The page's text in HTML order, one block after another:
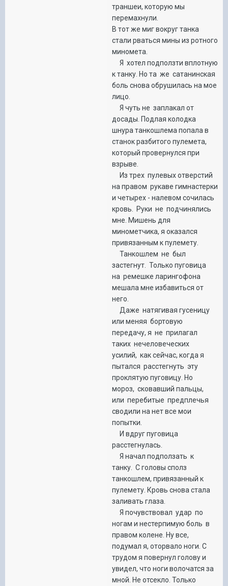
траншеи, которую мы
перемахнули.
В тот же миг вокруг танка
стали рваться мины из ротного
миномета.
Я хотел подползти вплотную
к танку. Но та же сатанинская
боль снова обрушилась на мое
лицо.
Я чуть не заплакал от
досады. Подлая колодка
шнура танкошлема попала в
станок разбитого пулемета,
который провернулся при
взрыве.
Из трех пулевых отверстий
на правом рукаве гимнастерки
и четырех - налевом сочилась
кровь. Руки не подчинялись
мне. Мишень для
минометчика, я оказался
привязанным к пулемету.
Танкошлем не был
застегнут. Только пуговица
на ремешке ларингофона
мешала мне избавиться от
него.
Даже натягивая гусеницу
или меняя бортовую
передачу, я не прилагал
таких нечеловеческих
усилий, как сейчас, когда я
пытался расстегнуть эту
проклятую пуговицу. Но
мороз, сковавший пальцы,
или перебитые предплечья
сводили на нет все мои
попытки.
И вдруг пуговица
расстегнулась.
Я начал подползать к
танку. С головы сполз
танкошлем, привязанный к
пулемету. Кровь снова стала
заливать глаза.
Я почувствовал удар по
ногам и нестерпимую боль в
правом колене. Ну все,
подумал я, оторвало ноги. С
трудом я повернул голову и
увидел, что ноги волочатся за
мной. Не отсекло. Только